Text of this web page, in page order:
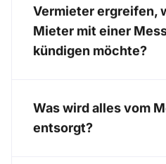
Vermieter ergreifen,
Mieter mit einer
kündigen möchte?
Was wird alles vom
entsorgt?